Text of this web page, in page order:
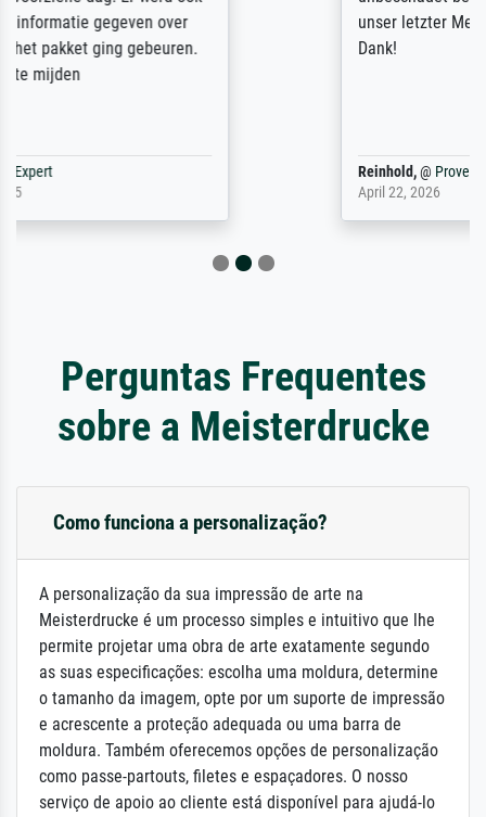
unser letzter Meisterdruck sein. Vielen
Dank!
Perguntas Frequentes
sobre a Meisterdrucke
Como funciona a personalização?
A personalização da sua impressão de arte na
Meisterdrucke é um processo simples e intuitivo que lhe
permite projetar uma obra de arte exatamente segundo
as suas especificações: escolha uma moldura, determine
o tamanho da imagem, opte por um suporte de impressão
e acrescente a proteção adequada ou uma barra de
moldura. Também oferecemos opções de personalização
como passe-partouts, filetes e espaçadores. O nosso
serviço de apoio ao cliente está disponível para ajudá-lo